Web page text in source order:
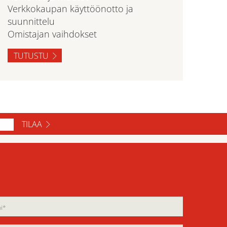
Verkkokaupan käyttöönotto ja
suunnittelu
Omistajan vaihdokset
TUTUSTU
TILAA